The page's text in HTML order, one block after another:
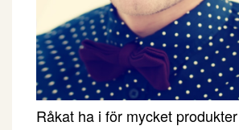
Råkat ha i för mycket